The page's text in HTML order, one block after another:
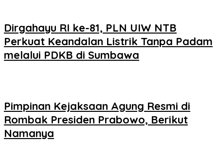
Dirgahayu RI ke-81, PLN UIW NTB
Perkuat Keandalan Listrik Tanpa Padam
melalui PDKB di Sumbawa
Pimpinan Kejaksaan Agung Resmi di
Rombak Presiden Prabowo, Berikut
Namanya